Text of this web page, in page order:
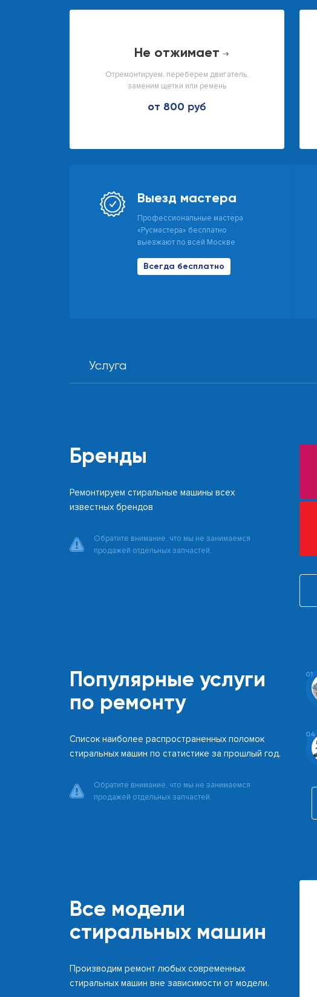
не отжимает
Отремонтируем, переберем двигатель,
заменим щетки или ремень
от 800
Выезд мастера
Профессиональные мастера
«Русмастера» бесплатно
выезжают по всей Москве
Всегда бесплатно
Услуга
Бренды
Ремонтируем стиральные машины всех
известных брендов
Обратите внимание, что мы не занимаемся
продажей отдельных запчастей.
Популярные услуги
по ремонту
Список наиболее распространенных поломок
стиральных машин по статистике за прошлый год.
Обратите внимание, что мы не занимаемся
продажей отдельных запчастей.
01
04
Все модели
стиральных машин
Производим ремонт любых современных
стиральных машин вне зависимости от модели.